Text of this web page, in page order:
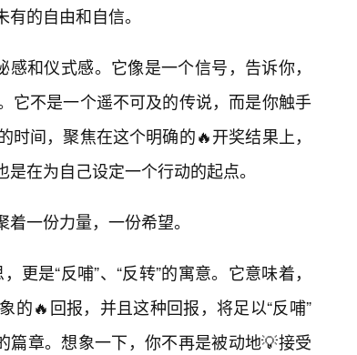
的自由和自信。
和仪式感。它像是一个信号，告诉你，
它不是一个遥不可及的传说，而是你触手
间，聚焦在这个明确的🔥开奖结果上，
在为自己设定一个行动的起点。
一份力量，一份希望。
更是“反哺”、“反转”的寓意。它意味着，
的🔥回报，并且这种回报，将足以“反哺”
篇章。想象一下，你不再是被动地💡接受